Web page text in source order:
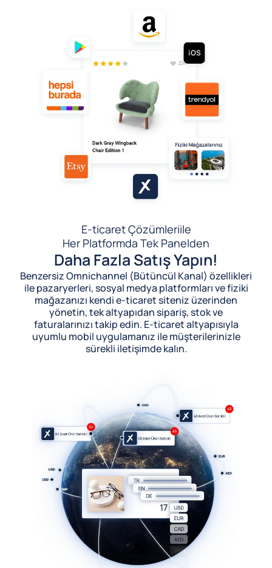
E-ticaret Çözümleriile
Her Platformda Tek Panelden
Daha Fazla Satış Yapın!
Benzersiz Omnichannel (Bütüncül Kanal) özellikleri
ile pazaryerleri, sosyal medya platformları ve fiziki
mağazanızı kendi e-ticaret siteniz üzerinden
yönetin, tek altyapıdan sipariş, stok ve
faturalarınızı takip edin. E-ticaret altyapısıyla
uyumlu mobil uygulamanız ile müşterilerinizle
sürekli iletişimde kalın.